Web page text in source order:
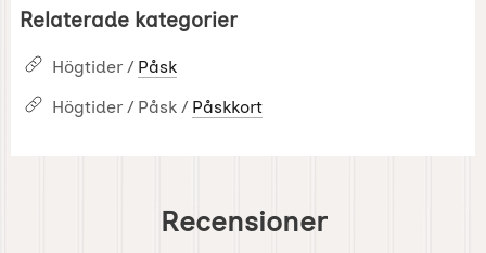
Relaterade kategorier
Högtider / Påsk
Högtider / Påsk / Påskkort
Recensioner